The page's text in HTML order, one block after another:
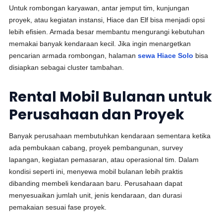
Untuk rombongan karyawan, antar jemput tim, kunjungan
proyek, atau kegiatan instansi, Hiace dan Elf bisa menjadi opsi
lebih efisien. Armada besar membantu mengurangi kebutuhan
memakai banyak kendaraan kecil. Jika ingin menargetkan
pencarian armada rombongan, halamansewa Hiace Solo bisa
disiapkan sebagai cluster tambahan.
Rental Mobil Bulanan untuk
Perusahaan dan Proyek
Banyak perusahaan membutuhkan kendaraan sementara ketika
ada pembukaan cabang, proyek pembangunan, survey
lapangan, kegiatan pemasaran, atau operasional tim. Dalam
kondisi seperti ini, menyewa mobil bulanan lebih praktis
dibanding membeli kendaraan baru. Perusahaan dapat
menyesuaikan jumlah unit, jenis kendaraan, dan durasi
pemakaian sesuai fase proyek.